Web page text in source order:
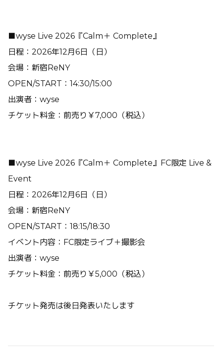
■wyse Live 2026『Calm＋ Complete』
日程：2026年12月6日（日）
会場：新宿ReNY
OPEN/START：14:30/15:00
出演者：wyse
チケット料金：前売り￥7,000（税込）
■wyse Live 2026『Calm＋ Complete』FC限定 Live &
Event
日程：2026年12月6日（日）
会場：新宿ReNY
OPEN/START：18:15/18:30
イベント内容：FC限定ライブ＋撮影会
出演者：wyse
チケット料金：前売り￥5,000（税込）
チケット発売は後日発表いたします